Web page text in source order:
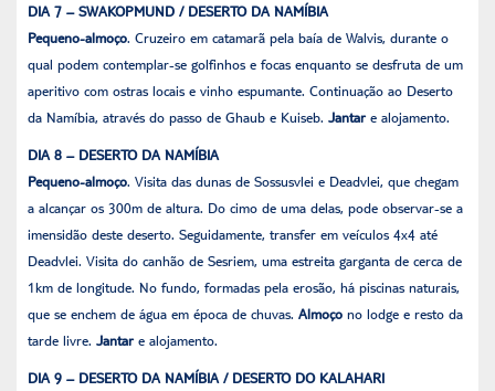
DIA 7 – SWAKOPMUND / DESERTO DA NAMÍBIA
Pequeno-almoço. Cruzeiro em catamarã pela baía de Walvis, durante o
qual podem contemplar-se golfinhos e focas enquanto se desfruta de um
aperitivo com ostras locais e vinho espumante. Continuação ao Deserto
da Namíbia, através do passo de Ghaub e Kuiseb. Jantare alojamento.
DIA 8 – DESERTO DA NAMÍBIA
Pequeno-almoço. Visita das dunas de Sossusvlei e Deadvlei, que chegam
a alcançar os 300m de altura. Do cimo de uma delas, pode observar-se a
imensidão deste deserto. Seguidamente, transfer em veículos 4x4 até
Deadvlei. Visita do canhão de Sesriem, uma estreita garganta de cerca de
1km de longitude. No fundo, formadas pela erosão, há piscinas naturais,
que se enchem de água em época de chuvas. Almoço no lodge e resto da
tarde livre. Jantare alojamento.
DIA 9 – DESERTO DA NAMÍBIA / DESERTO DO KALAHARI